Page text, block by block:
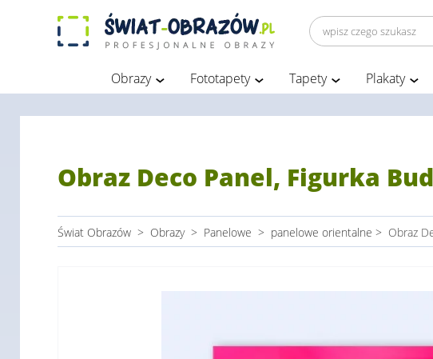
Obrazy Fototapety Tapety Plakaty
Obraz Deco Panel, Figurka
Świat Obrazów > Obrazy > Panelowe > panelowe orientalne > Obraz